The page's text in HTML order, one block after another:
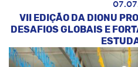
VII EDIÇÃO DA DIONU
DESAFIOS GLOBAIS E